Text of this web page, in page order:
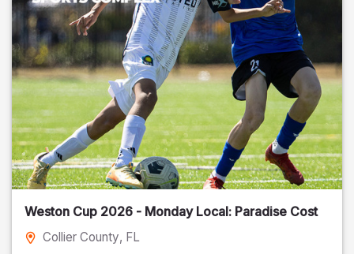
Weston Cup 2026 - Monday Local: Paradise Cost
Collier County, FL